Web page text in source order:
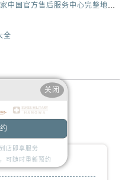
内蒙古自治区鄂尔多斯市东胜区伊金霍洛街积家售后服务中心（需提前预约）
积家中国官方售后服务中心完整地址与热线实地考察报告_多信源验证（2026年7月最新）
全
关闭
店即享服务
可随时重新预约